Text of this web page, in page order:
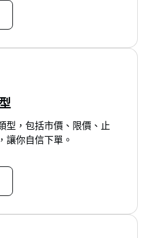
型，包括市價、限價、止
讓你自信下單。